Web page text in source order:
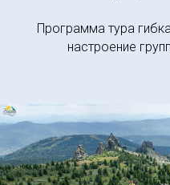
Программа тура
настроение